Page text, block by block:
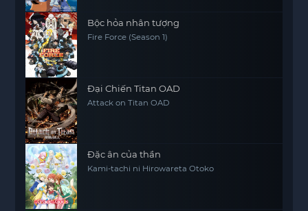
Bộc hỏa nhân tượng
Fire Force (Season 1)
Đại Chiến Titan OAD
Attack on Titan OAD
Đặc ân của thần
Kami-tachi ni Hirowareta Otoko